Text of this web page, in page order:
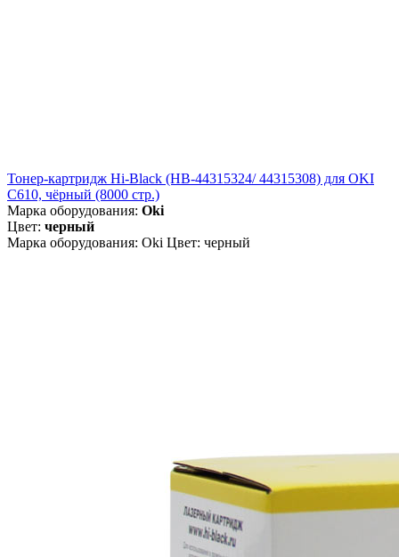
Тонер-картридж Hi-Black (HB-44315324/ 44315308) для OKI
C610, чёрный (8000 стр.)
Марка оборудования: Oki
Цвет: черный
Марка оборудования: Oki Цвет: черный